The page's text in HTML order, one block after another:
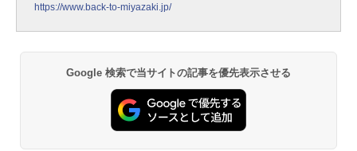
https://www.back-to-miyazaki.jp/
Google 検索で当サイトの記事を優先表示させる